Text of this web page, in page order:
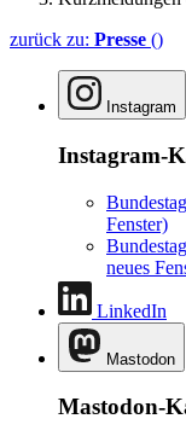
zurück zu: Presse ()
Instagram
Instagram-
Bundestag
Fenster)
neues
LinkedIn
Mastodon
Mastodon-